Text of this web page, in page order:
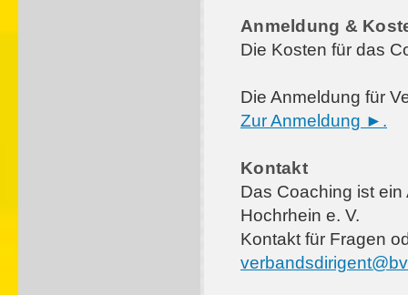
Anmeldung &
Die Kosten für das
Die Anmeldung für
Zur Anmeldung ►.
Kontakt
Das Coaching ist
Hochrhein e. V.
Kontakt für Fragen